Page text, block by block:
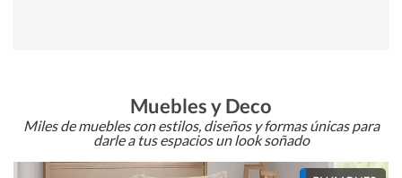
Muebles y Deco
Miles de muebles con estilos, diseños y formas únicas para
darle a tus espacios un look soñado